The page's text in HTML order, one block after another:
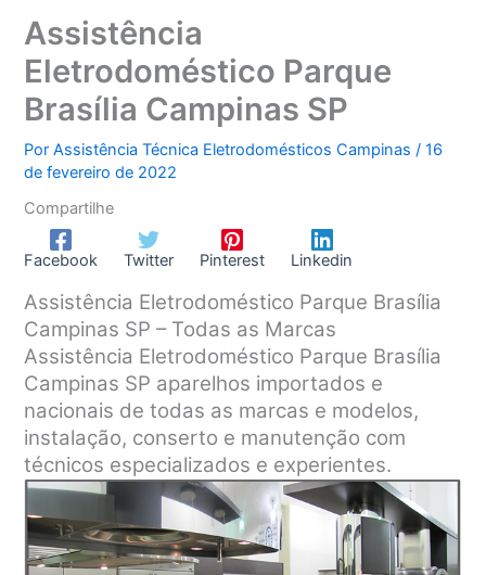
Assistência
Eletrodoméstico Parque
Brasília Campinas SP
PorAssistência Técnica Eletrodomésticos Campinas/16
de fevereiro de 2022
Compartilhe
Facebook Twitter Pinterest Linkedin
Assistência Eletrodoméstico Parque Brasília
Campinas SP – Todas as Marcas
Assistência Eletrodoméstico Parque Brasília
Campinas SP aparelhos importados e
nacionais de todas as marcas e modelos,
instalação, conserto e manutenção com
técnicos especializados e experientes.